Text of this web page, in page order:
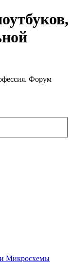
Форум
Микросхемы